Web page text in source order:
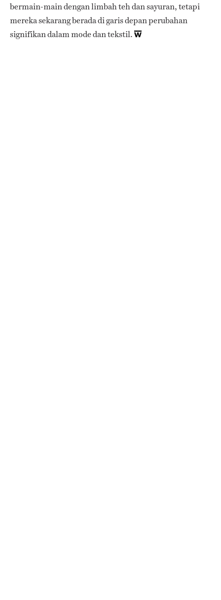
bermain-main dengan limbah teh dan sayuran, tetapi
mereka sekarang berada di garis depan perubahan
signifikan dalam mode dan tekstil.